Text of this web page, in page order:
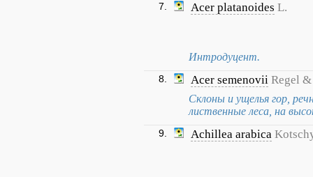
7. Acer platanoides L.
Интродуцент.
8. Acer semenovii Regel
Склоны и ущелья гор,
лиственные леса, на
9. Achillea arabica